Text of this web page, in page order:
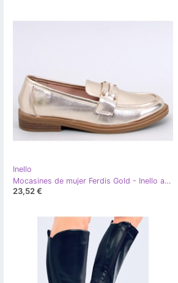
Inello
Mocasines de mujer Ferdis Gold - Inello amarillo
23,52 €